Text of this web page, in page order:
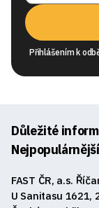
Přihlášením k
Důležité
O nás
Obchodní
Nejpopulárnější
FAST ČR, a.s.
U Sanitasu 1621,